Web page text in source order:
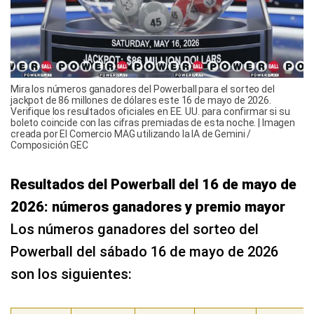
Mira los números ganadores del Powerball para el sorteo del
jackpot de 86 millones de dólares este 16 de mayo de 2026.
Verifique los resultados oficiales en EE. UU. para confirmar si su
boleto coincide con las cifras premiadas de esta noche. | Imagen
creada por El Comercio MAG utilizando la IA de Gemini /
Composición GEC
Resultados del Powerball del 16 de mayo de
2026: números ganadores y premio mayor
Los números ganadores del sorteo del
Powerball del sábado 16 de mayo de 2026
son los siguientes: